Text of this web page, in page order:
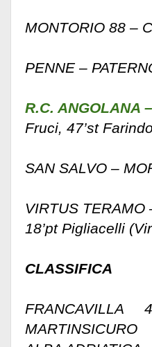
MONTORIO 88 –
PENNE –
R.C. ANGOLANA
Fruci, 47’st
SAN SALVO –
VIRTUS
18’pt Pigliacelli
CLASSIFICA
FRANCAVILLA